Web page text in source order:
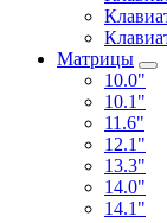
Матрицы
10.0"
10.1"
11.6"
12.1"
13.3"
14.0"
14.1"